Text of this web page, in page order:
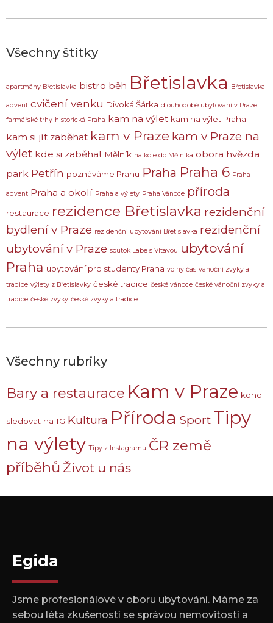
Všechny štítky
apartmány Břetislavka bistro běh Břetislavka Břetislavka
advent cvičení venku Divoká Šárka dlouhodobé ubytování v Praze
farmářské trhy historická Praha kam na výlet kam na výlet Praha
kam si jít zaběhat kam v Praze kam v Praze na
výlet kde si zaběhat Mělník na kole do Mělníka obora hvězda
park Petřín poznáváme Prahu Praha Praha 6 Praha
advent Praha a okolí Praha a výlety Praha Vánoce příroda
restaurace rezidence Břetislavka rezidenční
bydlení v Praze rezidenční ubytování Břetislavka rezidenční
ubytování v Praze soutok Labe s Vltavou ubytování
Praha ubytování pro studenty Praha volný čas vánoční zvyky a
tradice výlety z Břetislavky české tradice české vánoce české vánoční zvyky a
tradice české zvyky české zvyky a tradice
Všechny rubriky
Bary a restaurace Kam v Praze koho
sledovat na IG Kultura Příroda Sport Tipy
na výlety Tipy z Instagramu ČR země
příběhů Život u nás
Egida
Jsme profesionálové v oboru ubytování. Máme za
sebou léta zkušeností se správou nemovitostí a